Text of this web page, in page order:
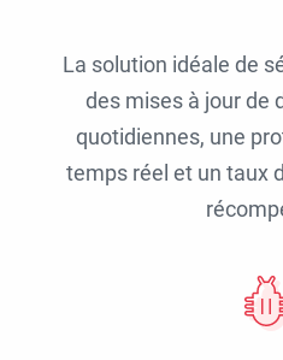
La solution idéale de
des mises à jour de
quotidiennes, une
temps réel et un taux